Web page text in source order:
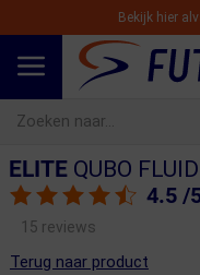
Bekijk hier
ELITEQUBO
4.5 /
15 reviews
Terug naar product